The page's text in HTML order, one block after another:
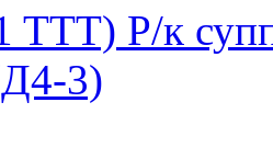
TTT) Р/к
3)